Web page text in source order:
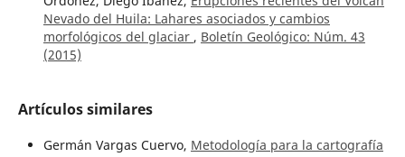
Nevado del Huila: Lahares asociados y cambios
morfológicos del glaciar , Boletín Geológico: Núm. 43
(2015)
Artículos similares
Germán Vargas Cuervo, Metodología para la cartografía